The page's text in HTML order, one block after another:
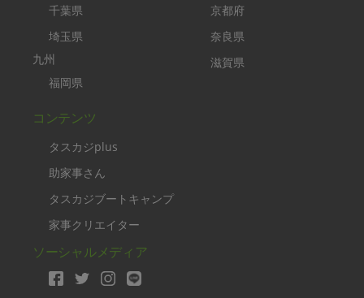
千葉県
埼玉県
九州
福岡県
京都府
奈良県
滋賀県
コンテンツ
タスカジplus
助家事さん
タスカジブートキャンプ
家事クリエイター
ソーシャルメディア